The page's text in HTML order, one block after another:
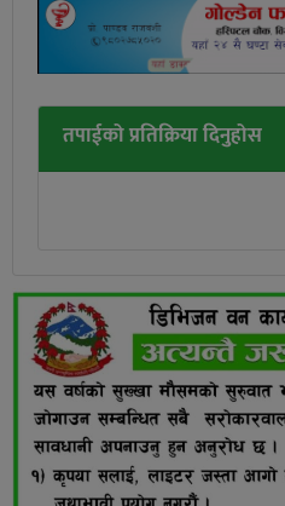
तपाईको प्रतिक्रिया दिनुहोस